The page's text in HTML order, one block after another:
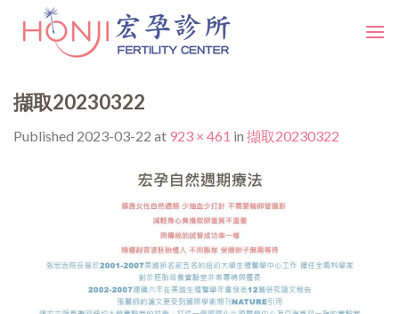
擷取20230322
Published 2023-03-22 at 923 × 461 in 擷取20230322